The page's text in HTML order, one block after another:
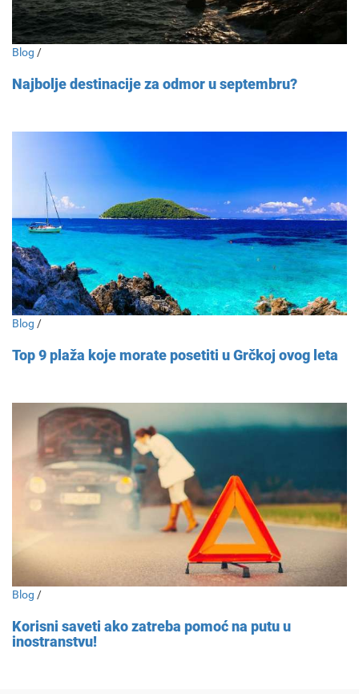
Blog /
Najbolje destinacije za odmor u septembru?
Blog /
Top 9 plaža koje morate posetiti u Grčkoj ovog leta
Blog /
Korisni saveti ako zatreba pomoć na putu u
inostranstvu!